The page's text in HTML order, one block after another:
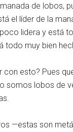
de lobos,
el líder de la
lidera y está
todo muy bien
con esto? Pues
somos lobos de
—estas son